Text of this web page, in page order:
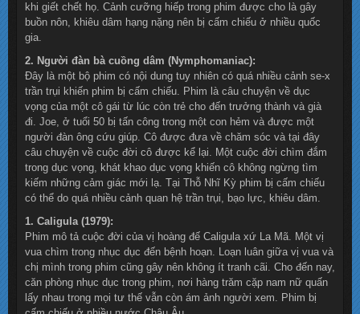
khi giết chết họ. Cảnh cưỡng hiếp trong phim được cho là gây
buồn nôn, khiêu dâm hạng nặng nên bị cấm chiếu ở nhiều quốc
gia.
2. Người đàn bà cuồng dâm (Nymphomaniac):
Đây là một bộ phim có nội dung tuy nhiên có quá nhiều cảnh se-x
trần trụi khiến phim bị cấm chiếu. Phim là câu chuyện về dục
vọng của một cô gái từ lúc còn trẻ cho đến trưởng thành và già
đi. Joe, ở tuổi 50 bị tấn công trong một con hẻm và được một
người đàn ông cứu giúp. Cô được đưa về chăm sóc và tại đây
câu chuyện về cuộc đời cô được kể lại. Một cuộc đời chìm đắm
trong dục vọng, khát khao dục vọng khiến cô không ngừng tìm
kiếm những cảm giác mới lạ. Tại Thỗ Nhĩ Kỳ phim bị cấm chiếu
có thể do quá nhiều cảnh quan hệ trần trụi, bạo lực, khiêu dâm.
1. Caligula (1979):
Phim mô tả cuộc đời của vị hoàng đế Caligula xứ La Mã. Một vị
vua chìm trong nhục dục đến bệnh hoạn. Loạn luân giữa vị vua và
chị mình trong phim cũng gây nên không ít tranh cãi. Cho đến nay,
căn phòng nhục dục trong phim, nơi hàng trăm cặp nam nữ quấn
lấy nhau trong mọi tư thế vẫn còn ám ảnh người xem. Phim bị